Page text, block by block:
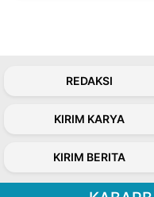
REDAKSI
KIRIM KARYA
KIRIM BERITA